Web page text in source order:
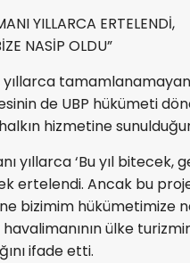
YILLARCA ERTELENDİ,
NASİP OLDU”
yıllarca
de UBP hükümeti
hizmetine
yıllarca ‘Bu yıl bitecek,
ertelendi. Ancak bu
bizimim hükümetimize
ülke
ifade etti.